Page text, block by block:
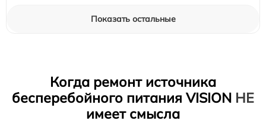
Показать остальные
Когда ремонт источника
бесперебойного питания VISION НЕ
имеет смысла